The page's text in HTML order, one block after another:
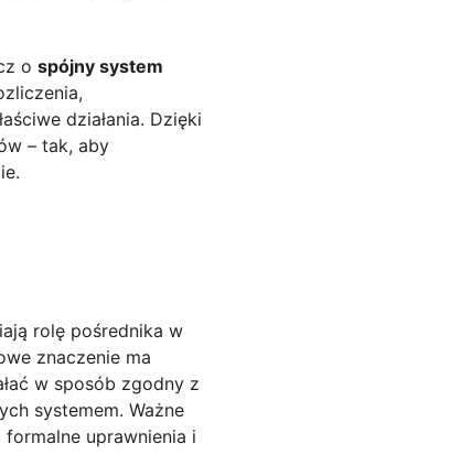
o spójny system
działania. Dzięki
– tak, aby
rolę pośrednika w
znaczenie ma
w sposób zgodny z
systemem. Ważne
uprawnienia i